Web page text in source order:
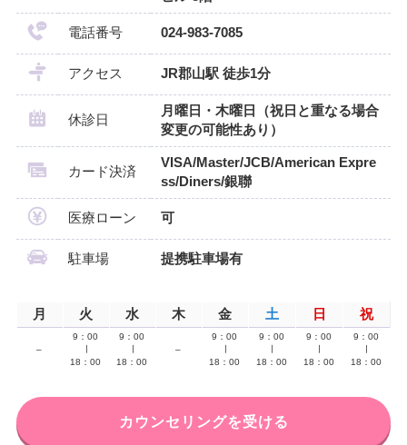
電話番号 024-983-7085
アクセス JR郡山駅 徒歩1分
休診日
月曜日・木曜日（祝日と重なる場合
変更の可能性あり）
カード決済
VISA/Master/JCB/American Expre
ss/Diners/銀聯
医療ローン 可
駐車場 提携駐車場有
月 火 水 木 金 土 日 祝
–
9：00
18：00
9：00
18：00
–
9：00
18：00
9：00
18：00
9：00
18：00
9：00
18：00
カウンセリングを受ける